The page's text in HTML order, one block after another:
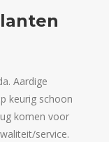
Aardige
keurig schoon
komen voor
service.